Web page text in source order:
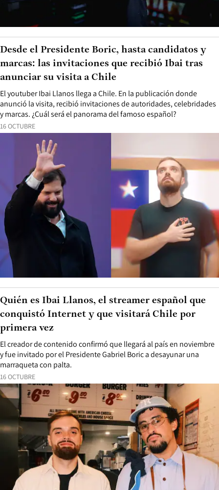
16 OCTUBRE
El youtuber Ibai Llanos llega a Chile. En la publicación donde
anunció la visita, recibió invitaciones de autoridades, celebridades
y marcas. ¿Cuál será el panorama del famoso español?
Desde el Presidente Boric, hasta candidatos y
marcas: las invitaciones que recibió Ibai tras
anunciar su visita a Chile
16 OCTUBRE
El creador de contenido confirmó que llegará al país en noviembre
y fue invitado por el Presidente Gabriel Boric a desayunar una
marraqueta con palta.
Quién es Ibai Llanos, el streamer español que
conquistó Internet y que visitará Chile por
primera vez